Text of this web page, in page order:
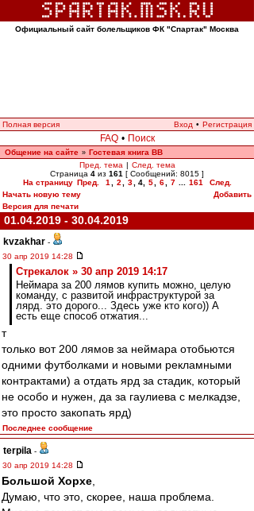
Официальный сайт болельщиков ФК "Спартак" Москва
Полная версия Вход • Регистрация
FAQ • Поиск
Общение на сайте » Гостевая книга ВВ
Пред. тема | След. тема
Страница 4 из 161 [ Сообщений: 8015 ]
На страницу Пред. 1 2 3 4, 5 6 7 161
След.
Начать новую тему
Добавить
Версия для печати
01.04.2019 - 30.04.2019
kvzakhar -
30 апр 2019 14:28
Стрекалок » 30 апр 2019 14:17
Неймара за 200 лямов купить можно, целую
команду, с развитой инфраструктурой за
лярд. это дорого... Здесь уже кто кого)) А
есть еще способ отжатия...
т
только вот 200 лямов за неймара отобьются
одними футболками и новыми рекламными
контрактами) а отдать ярд за стадик, который
не особо и нужен, да за гаулиева с мелкадзе,
это просто закопать ярд)
Последнее сообщение
terpila -
30 апр 2019 14:28
Большой Хорхе
Думаю, что это, скорее, наша проблема.